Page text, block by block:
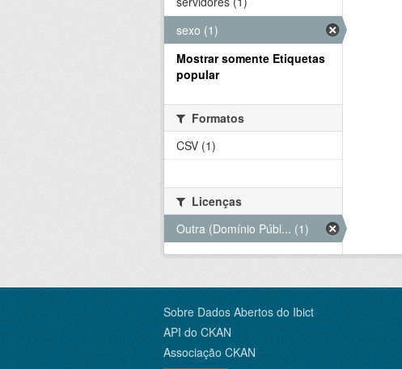
sexo (1)
Mostrar somente Etiquetas
popular
Formatos
CSV (1)
Licenças
Outra (Domínio Públ... (1)
Sobre Dados Abertos do Ibict
API do CKAN
Associação CKAN